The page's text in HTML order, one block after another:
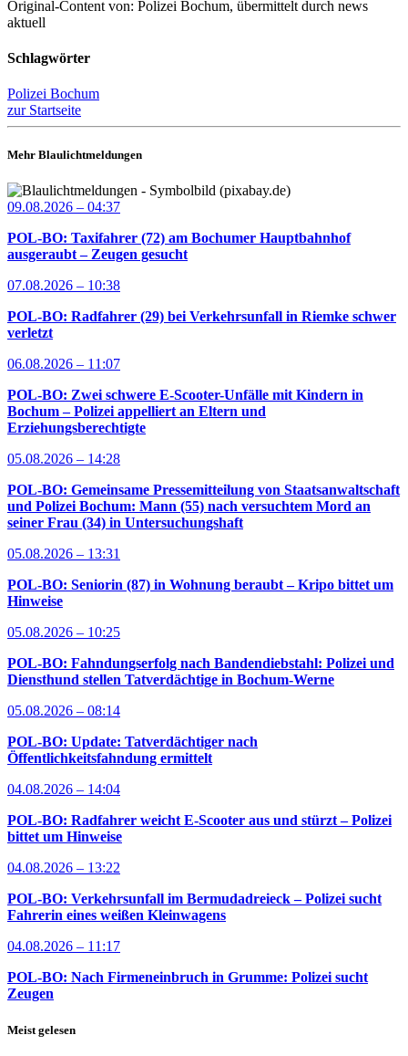
Original-Content von: Polizei Bochum, übermittelt durch news
aktuell
Schlagwörter
Polizei Bochum
zur Startseite
Mehr Blaulichtmeldungen
09.08.2026 – 04:37
POL-BO: Taxifahrer (72) am Bochumer Hauptbahnhof
ausgeraubt – Zeugen gesucht
07.08.2026 – 10:38
POL-BO: Radfahrer (29) bei Verkehrsunfall in Riemke schwer
verletzt
06.08.2026 – 11:07
POL-BO: Zwei schwere E-Scooter-Unfälle mit Kindern in
Bochum – Polizei appelliert an Eltern und
Erziehungsberechtigte
05.08.2026 – 14:28
POL-BO: Gemeinsame Pressemitteilung von Staatsanwaltschaft
und Polizei Bochum: Mann (55) nach versuchtem Mord an
seiner Frau (34) in Untersuchungshaft
05.08.2026 – 13:31
POL-BO: Seniorin (87) in Wohnung beraubt – Kripo bittet um
Hinweise
05.08.2026 – 10:25
POL-BO: Fahndungserfolg nach Bandendiebstahl: Polizei und
Diensthund stellen Tatverdächtige in Bochum-Werne
05.08.2026 – 08:14
POL-BO: Update: Tatverdächtiger nach
Öffentlichkeitsfahndung ermittelt
04.08.2026 – 14:04
POL-BO: Radfahrer weicht E-Scooter aus und stürzt – Polizei
bittet um Hinweise
04.08.2026 – 13:22
POL-BO: Verkehrsunfall im Bermudadreieck – Polizei sucht
Fahrerin eines weißen Kleinwagens
04.08.2026 – 11:17
POL-BO: Nach Firmeneinbruch in Grumme: Polizei sucht
Zeugen
Meist gelesen